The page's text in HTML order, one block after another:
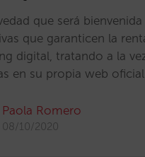
que será
que garanticen la
digital, tratando a la
en su propia web
Paola Romero
08/10/2020